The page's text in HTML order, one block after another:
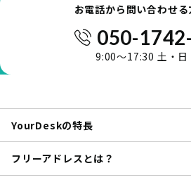
お電話から問い合わせ
050-
9:00～17:30 土・日
YourDeskの特長
フリーアドレスとは？